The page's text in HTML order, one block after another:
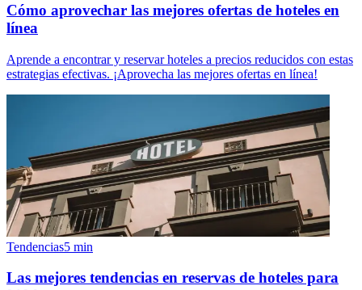
Cómo aprovechar las mejores ofertas de hoteles en
línea
Aprende a encontrar y reservar hoteles a precios reducidos con estas
estrategias efectivas. ¡Aprovecha las mejores ofertas en línea!
Tendencias5 min
Las mejores tendencias en reservas de hoteles para